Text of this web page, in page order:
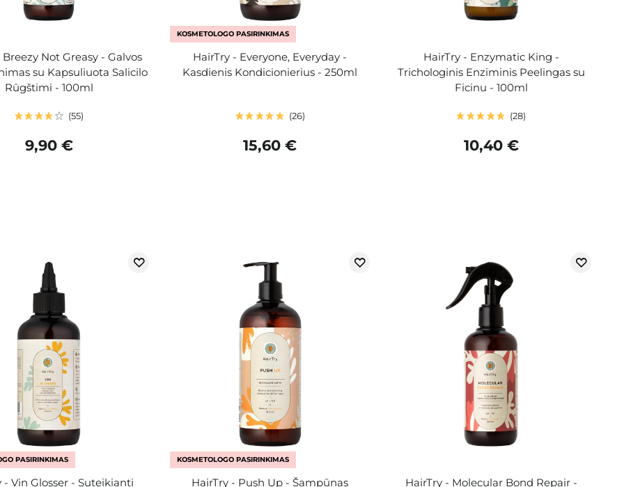
Breezy Not Greasy - Galvos
su Kapsuliuota Salicilo
Rūgštimi - 100ml
55
9,90 €
KOSMETOLOGO PASIRINKIMAS
HairTry - Everyone, Everyday -
Kasdienis Kondicionierius - 250ml
26
15,60 €
HairTry - Enzymatic King -
Trichologinis Enziminis Peelingas su
Ficinu - 100ml
28
10,40 €
PASIRINKIMAS
- Vin Glosser - Suteikianti
KOSMETOLOGO PASIRINKIMAS
HairTry - Push Up - Šampūnas HairTry - Molecular Bond Repair -